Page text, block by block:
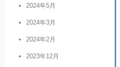
2024年5月
2024年3月
2024年2月
2023年12月